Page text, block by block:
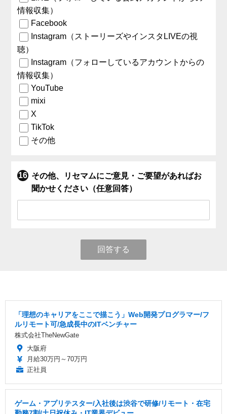
情報収集）
Facebook
Instagram（ストーリーズやインスタLIVEの視
聴）
Instagram（フォローしているアカウントからの
情報収集）
YouTube
mixi
X
TikTok
その他
その他、リセマムにご意見・ご要望があればお
聞かせください（任意回答）
回答する
「理想のキャリアをここで描こう」Web開発プログラマー/フ
ルリモート可/急成長中のITベンチャー
株式会社TheNewGate
大阪府
月給30万円～70万円
正社員
ゲーム・アプリテスター/入社後は渋谷で研修/リモート・在宅